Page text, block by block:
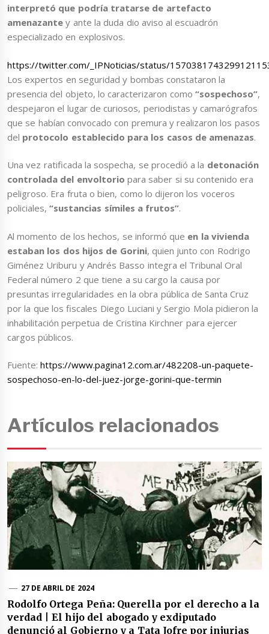
interpretó que podría tratarse de artefacto
amenazante y ante la duda dio aviso al escuadrón
especializado en explosivos.
https://twitter.com/_IPNoticias/status/
Los expertos en seguridad y bombas constataron la
presencia del objeto, lo caracterizaron como “sospechoso”,
despejaron el lugar de curiosos, periodistas y camarógrafos
que se habían convocado con premura y realizaron los pasos
del protocolo establecido para los casos de amenazas.
Una vez ratificada la sospecha, se procedió a la detonación
controlada del envoltorio para saber si su contenido era
peligroso. Era fruta o bien, como lo dijeron los voceros
policiales,“sustancias símiles a frutos”.
Al momento de los hechos, se informó que en la vivienda
estaban los dos hijos de Gorini, quien junto con Rodrigo
Giménez Uriburu y Andrés Basso integra el Tribunal Oral
Federal número 2 que tiene a su cargo la causa por
presuntas irregularidades en la obra pública de Santa Cruz
por la que los fiscales Diego Luciani y Sergio Mola pidieron la
inhabilitación perpetua de Cristina Kirchner para ejercer
cargos públicos.
Fuente:https://www.pagina12.com.ar/482208-un-paquete-
sospechoso-en-lo-del-juez-jorge-gorini-que-termin
Artículos relacionados
27 DE ABRIL DE 2024
Rodolfo Ortega Peña: Querella por el derecho a la
verdad | El hijo del abogado y exdiputado
denunció al Gobierno y a Tata Jofre por injurias